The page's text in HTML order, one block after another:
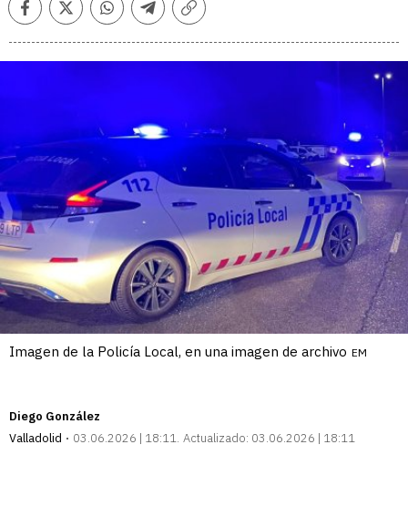
FacebookTwitterWhatsappTelegramCopiar
Imagen de la Policía Local, en una imagen de archivo EM
Diego González
Valladolid
03.06.2026 | 18:11 Actualizado: 03.06.2026 | 18:11